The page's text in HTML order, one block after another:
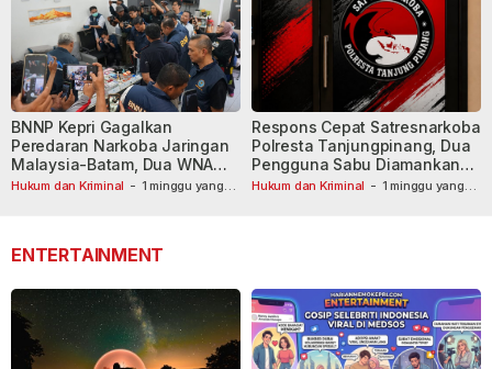
Hukum dan Kriminal - 1 minggu yang
BNNP Kepri Gagalkan
Peredaran Narkoba Jaringan
Malaysia-Batam, Dua WNA
Masih Diburu
Hukum dan Kriminal - 1 minggu yang
Respons Cepat Satresnarkoba
Polresta Tanjungpinang, Dua
Pengguna Sabu Diamankan
Usai Dilaporkan ke Call Center
ENTERTAINMENT